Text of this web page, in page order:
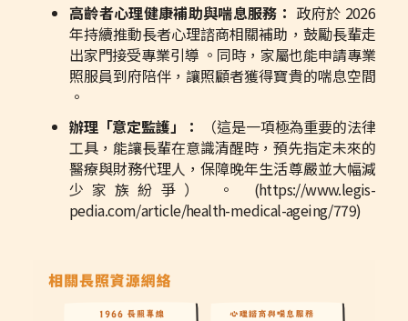
高齡者心理健康補助與喘息服務： 政府於 2026
年持續推動長者心理諮商相關補助，鼓勵長輩走
出家門接受專業引導 。同時，家屬也能申請專業
照服員到府陪伴，讓照顧者獲得寶貴的喘息空間
。
辦理「意定監護」：
（這是一項極為重要的法律
工具，能讓長輩在意識清醒時，預先指定未來的
醫療與財務代理人，保障晚年生活尊嚴並大幅減
少家族紛爭） 。 (https://www.legis-
pedia.com/article/health-medical-ageing/779)